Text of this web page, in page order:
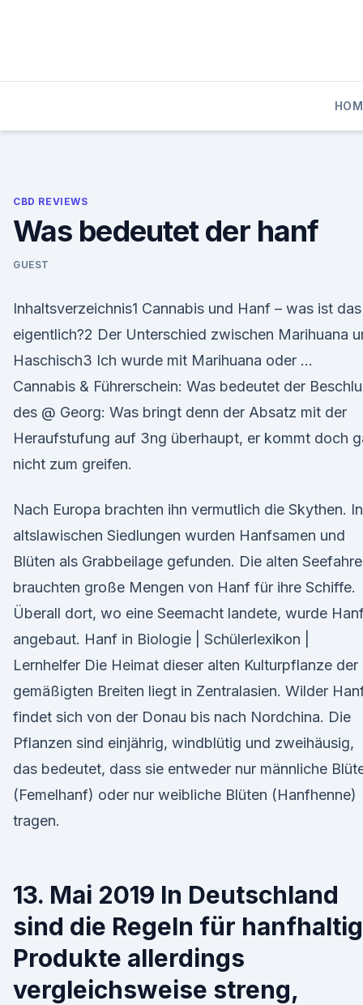
CBD REVIEWS
Was bedeutet der hanf
GUEST
Inhaltsverzeichnis1 Cannabis und Hanf – was ist das
eigentlich?2 Der Unterschied zwischen Marihuana
Haschisch3 Ich wurde mit Marihuana oder …
Cannabis & Führerschein: Was bedeutet der
des @ Georg: Was bringt denn der Absatz mit der
Heraufstufung auf 3ng überhaupt, er kommt doch
nicht zum greifen.
Nach Europa brachten ihn vermutlich die Skythen. In
altslawischen Siedlungen wurden Hanfsamen und
Blüten als Grabbeilage gefunden. Die alten
brauchten große Mengen von Hanf für ihre Schiffe.
Überall dort, wo eine Seemacht landete, wurde
angebaut. Hanf in Biologie | Schülerlexikon |
Lernhelfer Die Heimat dieser alten Kulturpflanze der
gemäßigten Breiten liegt in Zentralasien. Wilder
findet sich von der Donau bis nach Nordchina. Die
Pflanzen sind einjährig, windblütig und zweihäusig,
das bedeutet, dass sie entweder nur männliche
(Femelhanf) oder nur weibliche Blüten (Hanfhenne)
tragen.
13. Mai 2019 In Deutschland
sind die Regeln für
Produkte allerdings
vergleichsweise streng,